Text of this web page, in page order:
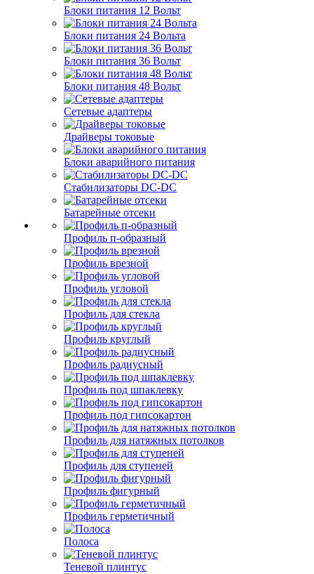
Блоки питания 12 Вольт
Блоки питания 24 Вольта
Блоки питания 36 Вольт
Блоки питания 48 Вольт
Сетевые адаптеры
Драйверы токовые
Блоки аварийного питания
Стабилизаторы DC-DC
Батарейные отсеки
Профиль п-образный
Профиль врезной
Профиль угловой
Профиль для стекла
Профиль круглый
Профиль радиусный
Профиль под шпаклевку
Профиль под гипсокартон
Профиль для натяжных потолков
Профиль для ступеней
Профиль фигурный
Профиль герметичный
Полоса
Теневой плинтус